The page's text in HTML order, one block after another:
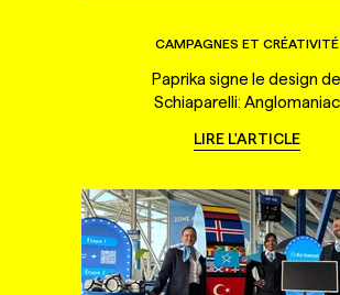
CAMPAGNES ET CRÉATIVITÉ
Paprika signe le design de
Schiaparelli: Anglomaniac
LIRE L'ARTICLE